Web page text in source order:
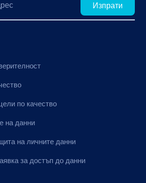
Изпрати
по качество
на данни
на личните данни
за достъп до данни